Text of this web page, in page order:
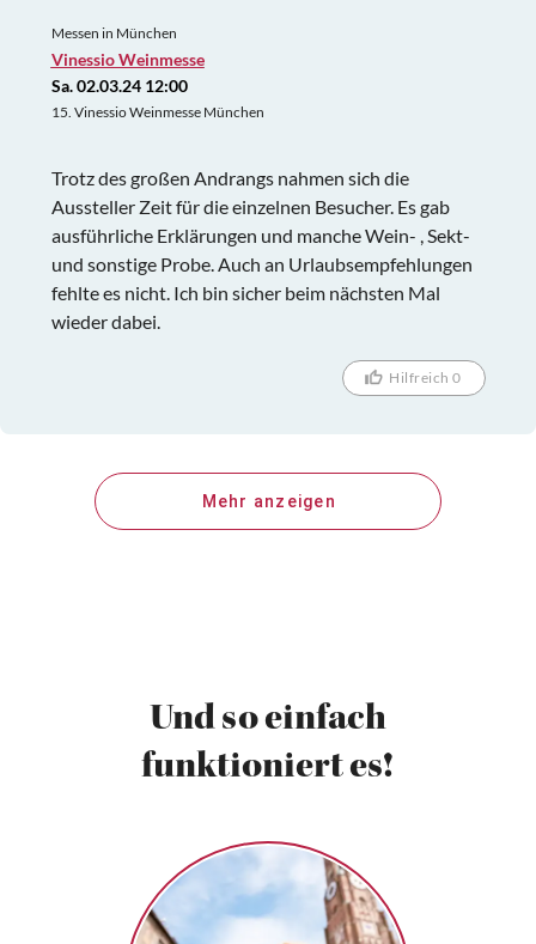
Messen in München
Vinessio Weinmesse
Sa. 02.03.24 12:00
15. Vinessio Weinmesse München
Trotz des großen Andrangs nahmen sich die
Aussteller Zeit für die einzelnen Besucher. Es gab
ausführliche Erklärungen und manche Wein- , Sekt-
und sonstige Probe. Auch an Urlaubsempfehlungen
fehlte es nicht. Ich bin sicher beim nächsten Mal
wieder dabei.
Hilfreich 0
Mehr anzeigen
Und so einfach
funktioniert es!